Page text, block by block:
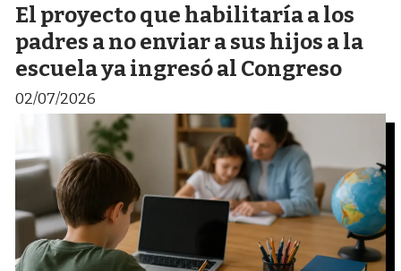
El proyecto que habilitaría a los
padres a no enviar a sus hijos a la
escuela ya ingresó al Congreso
02/07/2026